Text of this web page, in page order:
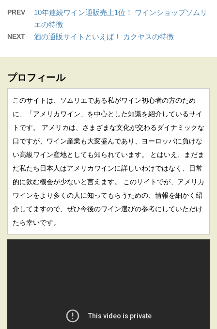
PREV
10年連続ワイン通販売上1位！ ワインショップソムリ
エの特徴
NEXT 酒の通販サイトといえば！ カクヤスの特徴
プロフィール
このサイトは、ソムリエである私がワイン初心者の方のため
に、「アメリカワイン」を中心とした知識を紹介しているサイ
トです。 アメリカは、さまざまな文化が交わるダイナミックな
口ですが、ワイン産業も大変盛んであり、ヨーロッパに負けな
い高級ワイン産地としても知られています。 とはいえ、まだま
だ私たち日本人はアメリカワインに詳しいわけではなく、日常
的に飲む機会が少ないと言えます。 このサイトでが、アメリカ
ワインをより多くの人に知ってもらうための、情報を細かく紹
介してますので、ぜひ今後のワイン選びの参考にしていただけ
たら幸いです。